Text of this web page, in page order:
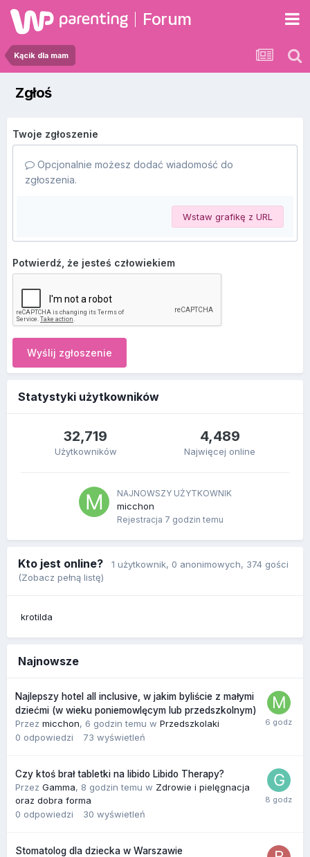
Forum
Kącik dla mam
Zgłoś
Twoje zgłoszenie
Opcjonalnie możesz dodać wiadomość do
zgłoszenia.
Wstaw grafikę z URL
Potwierdź, że jesteś człowiekiem
Wyślij zgłoszenie
Statystyki użytkowników
32,719
Użytkowników
4,489
Najwięcej online
NAJNOWSZY UŻYTKOWNIK
micchon
Rejestracja 7 godzin temu
Kto jest online? 1 użytkownik, 0 anonimowych, 374 gości
(Zobacz pełną listę)
krotilda
Najnowsze
Najlepszy hotel all inclusive, w jakim byliście z małymi
dziećmi (w wieku poniemowlęcym lub przedszkolnym)
Przez micchon, 6 godzin temu w Przedszkolaki
0 odpowiedzi 73 wyświetleń
Czy ktoś brał tabletki na libido Libido Therapy?
Przez Gamma, 8 godzin temu w Zdrowie i pielęgnacja
oraz dobra forma
0 odpowiedzi 30 wyświetleń
Stomatolog dla dziecka w Warszawie